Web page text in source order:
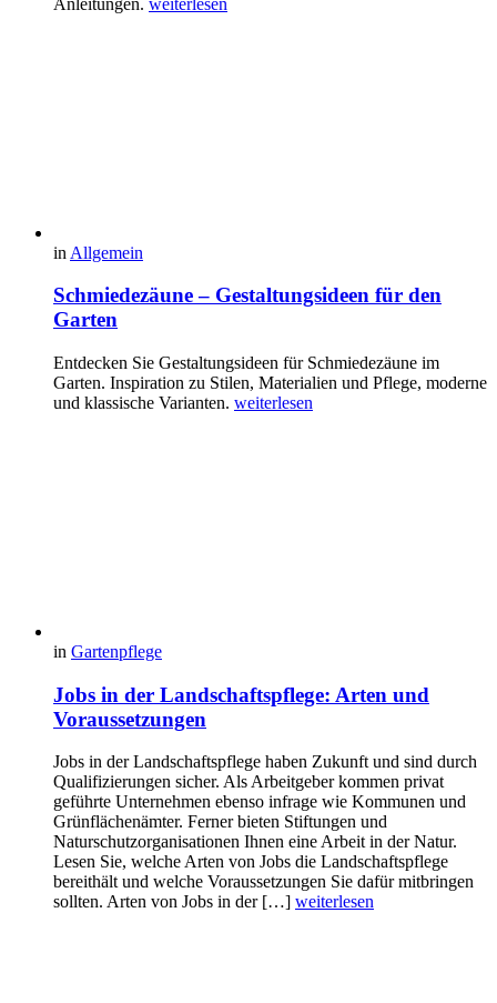
in Allgemein
Schmiedezäune – Gestaltungsideen für den
Garten
Entdecken Sie Gestaltungsideen für Schmiedezäune im
Garten. Inspiration zu Stilen, Materialien und Pflege, moderne
und klassische Varianten. weiterlesen
in Gartenpflege
Jobs in der Landschaftspflege: Arten und
Voraussetzungen
Jobs in der Landschaftspflege haben Zukunft und sind durch
Qualifizierungen sicher. Als Arbeitgeber kommen privat
geführte Unternehmen ebenso infrage wie Kommunen und
Grünflächenämter. Ferner bieten Stiftungen und
Naturschutzorganisationen Ihnen eine Arbeit in der Natur.
Lesen Sie, welche Arten von Jobs die Landschaftspflege
bereithält und welche Voraussetzungen Sie dafür mitbringen
sollten. Arten von Jobs in der […] weiterlesen